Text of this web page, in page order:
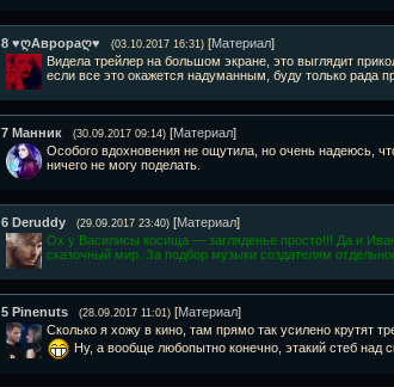
8 ♥ღАврораღ♥ (03.10.2017 16:31) [Материал]
Видела трейлер на большом экране, это выглядит
если все это окажется надуманным, буду только рада
7 Манник (30.09.2017 09:14) [Материал]
Особого вдохновения не ощутила, но очень надеюсь,
ничего не могу поделать.
6 Deruddy (29.09.2017 23:40) [Материал]
Ох у Василисы косища — загляденье просто!!! Да и
сказочный мир. За подбор музыки создателям
5 Pinenuts (28.09.2017 11:01) [Материал]
Сколько я хожу в кино, там прямо так усилено крутят
Ну, а вообще любопытно конечно, этакий стеб над